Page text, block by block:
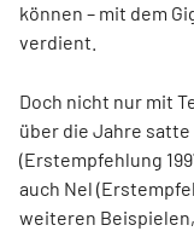
können – mit dem
verdient.
Doch nicht nur mit
über die Jahre
(Erstempfehlung
auch Nel
weiteren Beispielen,